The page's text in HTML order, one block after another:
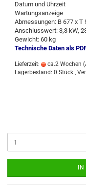
Datum und Uhrzeit
Wartungsanzeige
Abmessungen: B 677 x T
Anschlusswert: 3,3 kW,
Gewicht: 60 kg
Technische Daten als
Lieferzeit: ca.2 Wochen
Lagerbestand: 0 Stück ,